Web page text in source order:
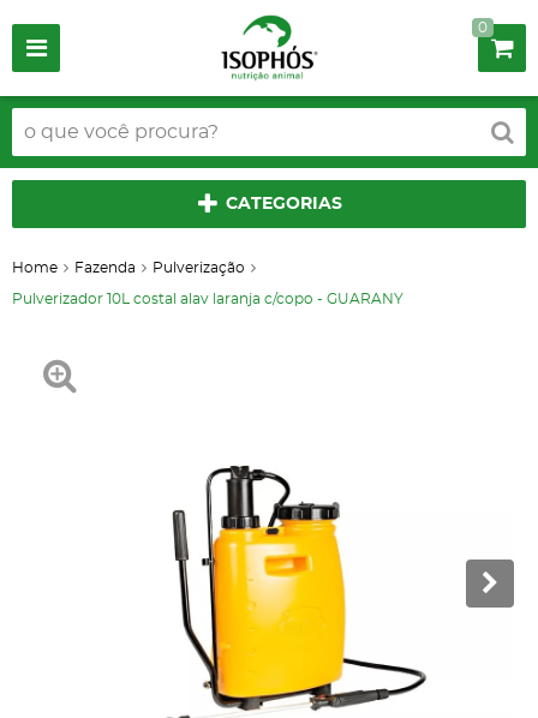
0
CATEGORIAS
Home Fazenda Pulverização
Pulverizador 10L costal alav laranja c/copo - GUARANY